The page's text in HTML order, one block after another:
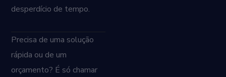
desperdício de tempo.
Precisa de uma solução
rápida ou de um
orçamento? É só chamar